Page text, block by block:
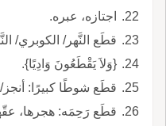
اجتازه، عبره.
قطَع النَّهر/ الكوبري/
{وَلاَ يَقْطَعُونَ وَادِيًا}.
قطَع شوطًا كبيرًا: أنجز/
قطَع رَحِمَه: هجرها،